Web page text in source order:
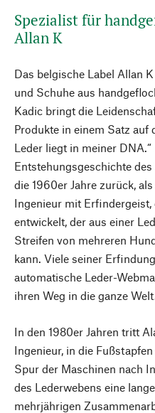
Spezialist für
Allan K
Das belgische Label Allan
und Schuhe aus
Kadic bringt die
Produkte in einem Satz auf
Leder liegt in meiner
Entstehungsgeschichte
die 1960er Jahre zurück,
Ingenieur mit
entwickelt, der aus einer
Streifen von mehreren
kann. Viele seiner
automatische Leder-
ihren Weg in die ganze
In den 1980er Jahren tritt
Ingenieur, in die
Spur der Maschinen nach
des Lederwebens eine
mehrjährigen